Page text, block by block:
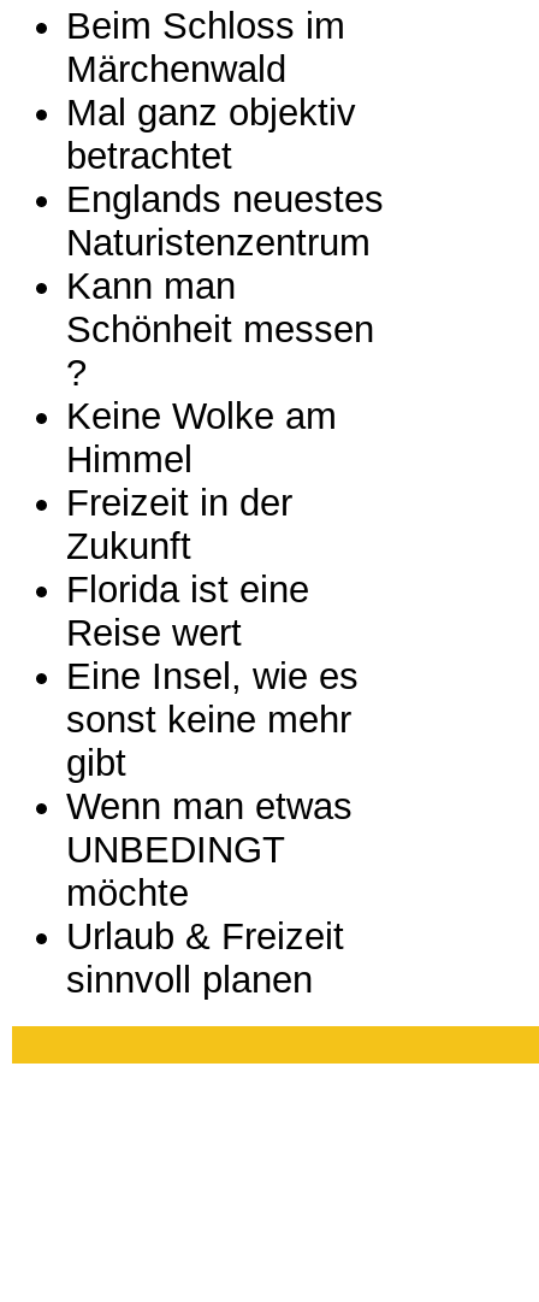
Beim Schloss im
Märchenwald
Mal ganz objektiv
betrachtet
Englands neuestes
Naturistenzentrum
Kann man
Schönheit messen
?
Keine Wolke am
Himmel
Freizeit in der
Zukunft
Florida ist eine
Reise wert
Eine Insel, wie es
sonst keine mehr
gibt
Wenn man etwas
UNBEDINGT
möchte
Urlaub & Freizeit
sinnvoll planen